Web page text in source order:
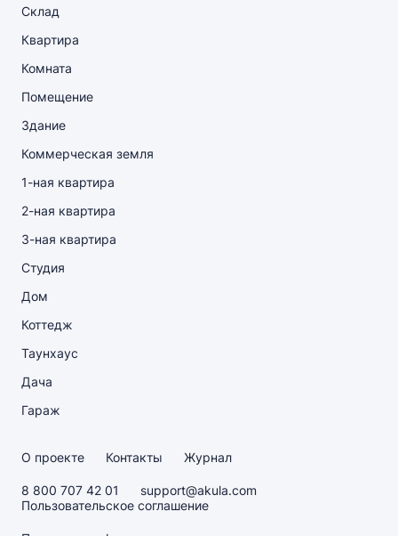
Склад
Квартира
Комната
Помещение
Здание
Коммерческая земля
1-ная квартира
2-ная квартира
3-ная квартира
Студия
Дом
Коттедж
Таунхаус
Дача
Гараж
О проекте Контакты Журнал
8 800 707 42 01
support@akula.com
Пользовательское соглашение